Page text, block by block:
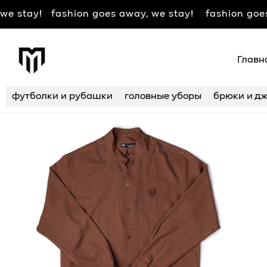
goes away, we stay! fashion goes away,
футболки и рубашки головные уборы брюки и